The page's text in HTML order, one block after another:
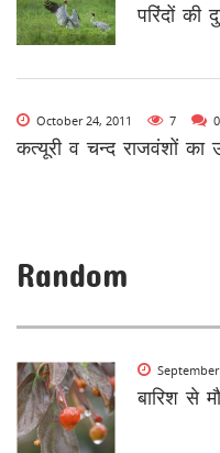
परिंदों की
October 24, 2011 7 0
कत्यूरी व चन्द राजवंशों का
Random
बारिश से